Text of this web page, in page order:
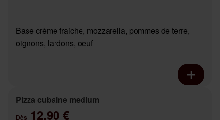
Base crème fraiche, mozzarella, pommes de terre,
oignons, lardons, oeuf
Pizza cubaine medium
Dès 12.90 €